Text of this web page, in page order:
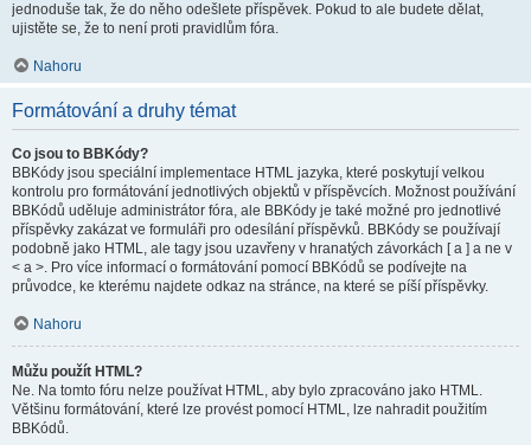
jednoduše tak, že do něho odešlete příspěvek. Pokud to ale budete dělat,
ujistěte se, že to není proti pravidlům fóra.
Nahoru
Formátování a druhy témat
Co jsou to BBKódy?
BBKódy jsou speciální implementace HTML jazyka, které poskytují velkou
kontrolu pro formátování jednotlivých objektů v příspěvcích. Možnost používání
BBKódů uděluje administrátor fóra, ale BBKódy je také možné pro jednotlivé
příspěvky zakázat ve formuláři pro odesílání příspěvků. BBKódy se používají
podobně jako HTML, ale tagy jsou uzavřeny v hranatých závorkách [ a ] a ne v
< a >. Pro více informací o formátování pomocí BBKódů se podívejte na
průvodce, ke kterému najdete odkaz na stránce, na které se píší příspěvky.
Nahoru
Můžu použít HTML?
Ne. Na tomto fóru nelze používat HTML, aby bylo zpracováno jako HTML.
Většinu formátování, které lze provést pomocí HTML, lze nahradit použitím
BBKódů.